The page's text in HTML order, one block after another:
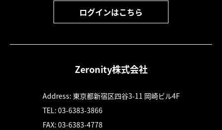
ログインはこちら
Zeronity株式会社
Address: 東京都新宿区四谷3-11 岡崎ビル4F
TEL: 03-6383-3866
FAX: 03-6383-4778